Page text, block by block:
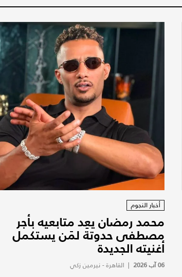
أخبار النجوم
محمد رمضان يعِد متابعيه بأجر
مصطفى حدوتة لمَن يستكمل
أغنيته الجديدة
06 آب 2026 | القاهرة - نيرمين زكي